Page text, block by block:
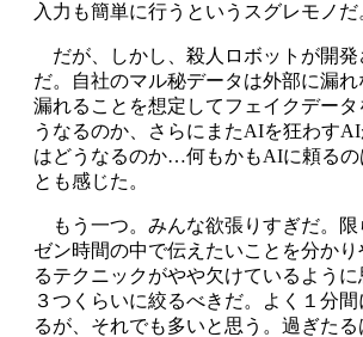
入力も簡単に行うというスグレモノだ
だが、しかし、殺人ロボットが開発
だ。自社のマル秘データは外部に漏
漏れることを想定してフェイクデー
うなるのか、さらにまたAIを狂わす
はどうなるのか…何もかもAIに頼るの
とも感じた。
もう一つ。みんな欲張りすぎだ。限
ゼン時間の中で伝えたいことを分か
るテクニックがやや欠けているよう
３つくらいに絞るべきだ。よく１分
るが、それでも多いと思う。過ぎた